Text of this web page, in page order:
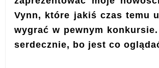
Vynn, które jakiś czas temu
wygrać w pewnym konkursie.
serdecznie, bo jest co